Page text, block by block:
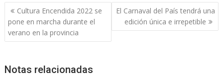
Navegación
de
entradas
Cultura Encendida 2022 se
pone en marcha durante el
verano en la provincia
El Carnaval del País tendrá una
edición única e irrepetible
Notas relacionadas